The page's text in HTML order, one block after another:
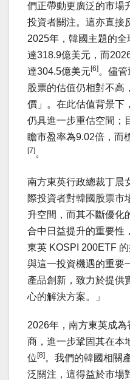
們正帶動更廣泛的市場
投資者關注。這亦直接
2025年，韓國主題的
達318.9億美元，而
達304.5億美元[6]。儘
股票的估值仍相對不高
價」。在此估值背景下
仍具進一步重估空間；
瞻市盈率為9.02倍，而
[7]。
南方東英行政總裁丁晨
際投資者對韓國股票市
升空間，而其不斷優化
合中日益提升的重要性
東英 KOSPI 200ETF
與這一投資機遇的重要
產品創新 ，致力於提供
心的解決方案。」
2026年，南方東英成
商，進一步鞏固其在本
位[8]。我們的韓國相關
泛關注，這得益於市場